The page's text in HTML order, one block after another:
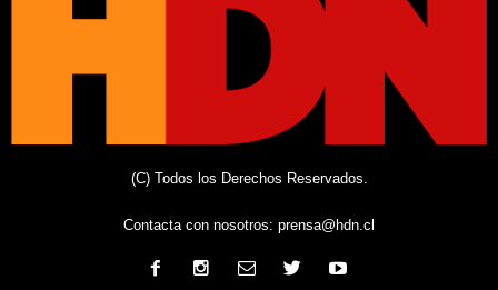
(C) Todos los Derechos Reservados.
Contacta con nosotros: prensa@hdn.cl